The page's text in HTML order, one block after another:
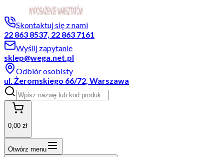
Skontaktuj się z nami
22 863 8537, 22 863 7161
Wyślij zapytanie
sklep@wega.net.pl
Odbiór osobisty
ul. Żeromskiego 66/72, Warszawa
0,00 zł
Otwórz menu